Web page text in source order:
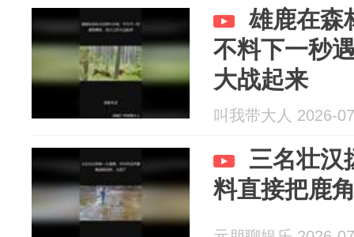
雄鹿在森
不料下一秒
大战起来
叫我带大人 2026-
三名壮汉
料直接把鹿